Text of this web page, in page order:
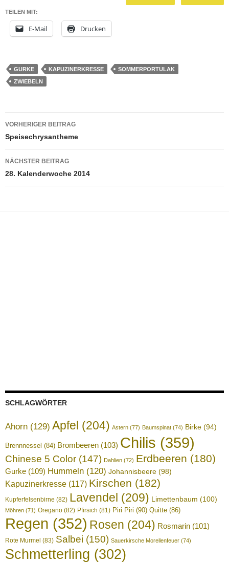
TEILEN MIT:
E-Mail Drucken
GURKE KAPUZINERKRESSE
SOMMERPORTULAK
ZWIEBELN
Beitragsnavigation
VORHERIGER BEITRAG
Speisechrysantheme
NÄCHSTER BEITRAG
28. Kalenderwoche 2014
SCHLAGWÖRTER
Ahorn (129) Apfel (204) Astern (77) Baumspinat (74) Birke (94)
Brennnessel (84) Brombeeren (103) Chilis (359)
Chinese 5 Color (147) Dahlien (72) Erdbeeren (180)
Gurke (109) Hummeln (120) Johannisbeere (98)
Kapuzinerkresse (117) Kirschen (182)
Kupferfelsenbirne (82) Lavendel (209) Limettenbaum (100)
Möhren (71) Oregano (82) Pfirsich (81) Piri Piri (90) Quitte (86)
Regen (352) Rosen (204) Rosmarin (101)
Rote Murmel (83) Salbei (150) Sauerkirsche Morellenfeuer (74)
Schmetterling (302)